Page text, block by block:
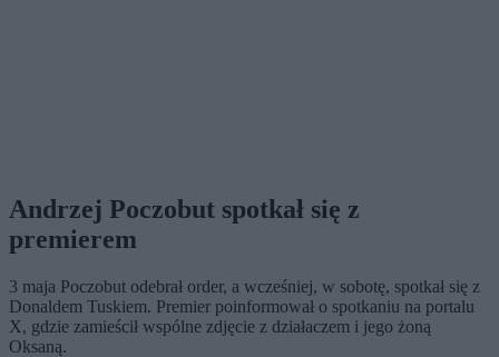
Andrzej Poczobut spotkał się z
premierem
3 maja Poczobut odebrał order, a wcześniej, w sobotę, spotkał się z
Donaldem Tuskiem. Premier poinformował o spotkaniu na portalu
X, gdzie zamieścił wspólne zdjęcie z działaczem i jego żoną
Oksaną.